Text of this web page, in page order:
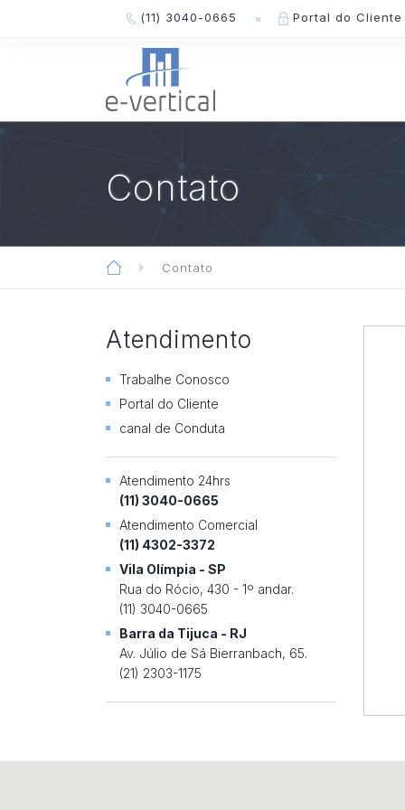
(11) 3040-0665 Portal do Cliente
Contato
Contato
Atendimento
Trabalhe Conosco
Portal do Cliente
canal de Conduta
Atendimento 24hrs
(11) 3040-0665
Atendimento Comercial
(11) 4302-3372
Vila Olímpia - SP
Rua do Rócio, 430 - 1º andar.
(11) 3040-0665
Barra da Tijuca - RJ
Av. Júlio de Sá Bierranbach, 65.
(21) 2303-1175